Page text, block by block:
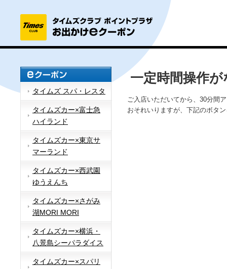
タイムズ スパ・レスタ
タイムズカー×富士急
ハイランド
タイムズカー×東京サ
マーランド
タイムズカー×西武園
ゆうえんち
タイムズカー×さがみ
湖MORI MORI
タイムズカー×横浜・
八景島シーパラダイス
タイムズカー×スパリ
一定時間操作
ご入店いただいてから、30分間
おそれいりますが、下記のボタ